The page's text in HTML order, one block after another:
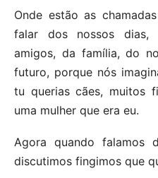
Onde estão as
falar dos nossos dias,
amigos, da família, do
futuro, porque nós
tu querias cães, muitos
uma mulher que era eu.
Agora quando falamos
discutimos fingimos que